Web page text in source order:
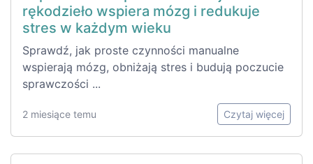
rękodzieło wspiera mózg i redukuje
stres w każdym wieku
Sprawdź, jak proste czynności manualne
wspierają mózg, obniżają stres i budują poczucie
sprawczości ...
2 miesiące temu Czytaj więcej